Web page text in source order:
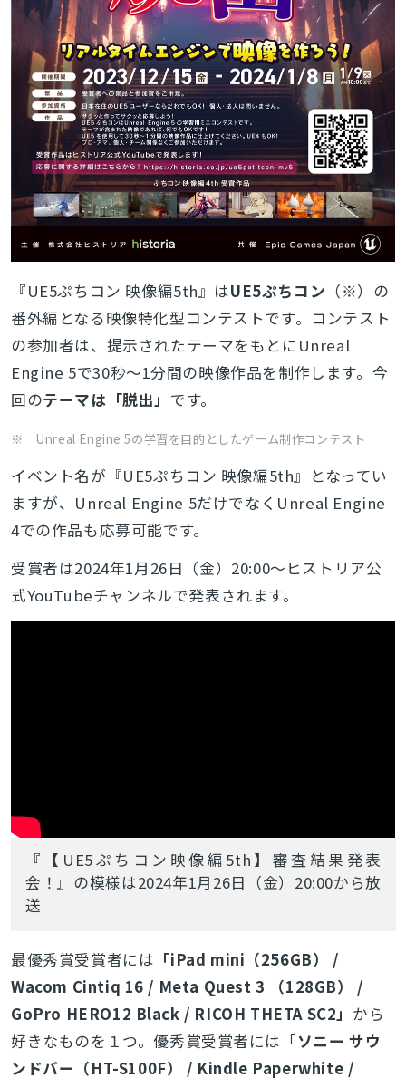
『UE5ぷちコン 映像編5th』はUE5ぷちコン （※）の
番外編となる映像特化型コンテストです。 コンテスト
の参加者は、提示されたテーマをもとにUnreal
Engine 5で30秒～1分間の映像作品を制作します。今
回のテーマは「脱出」 です。
※ Unreal Engine 5の学習を目的としたゲーム制作コンテスト
イベント名が『UE5ぷちコン 映像編5th』 となってい
ますが、 Unreal Engine 5だけでなく Unreal Engine
4での作品も応募可能です。
受賞者は2024年1月26日（金） 20:00～ヒストリア公
式YouTubeチャンネルで発表されます。
『【UE5ぷちコン映像編5th】審査結果発表
会！』の模様は2024年1月26日（金）20:00から放
送
最優秀賞受賞者には 「iPad mini（256GB） /
Wacom Cintiq 16 / Meta Quest 3 （128GB） /
GoPro HERO12 Black / RICOH THETA SC2」 から
好きなものを１つ。優秀賞受賞者には「ソニー サウ
ンドバー（HT-S100F） / Kindle Paperwhite /